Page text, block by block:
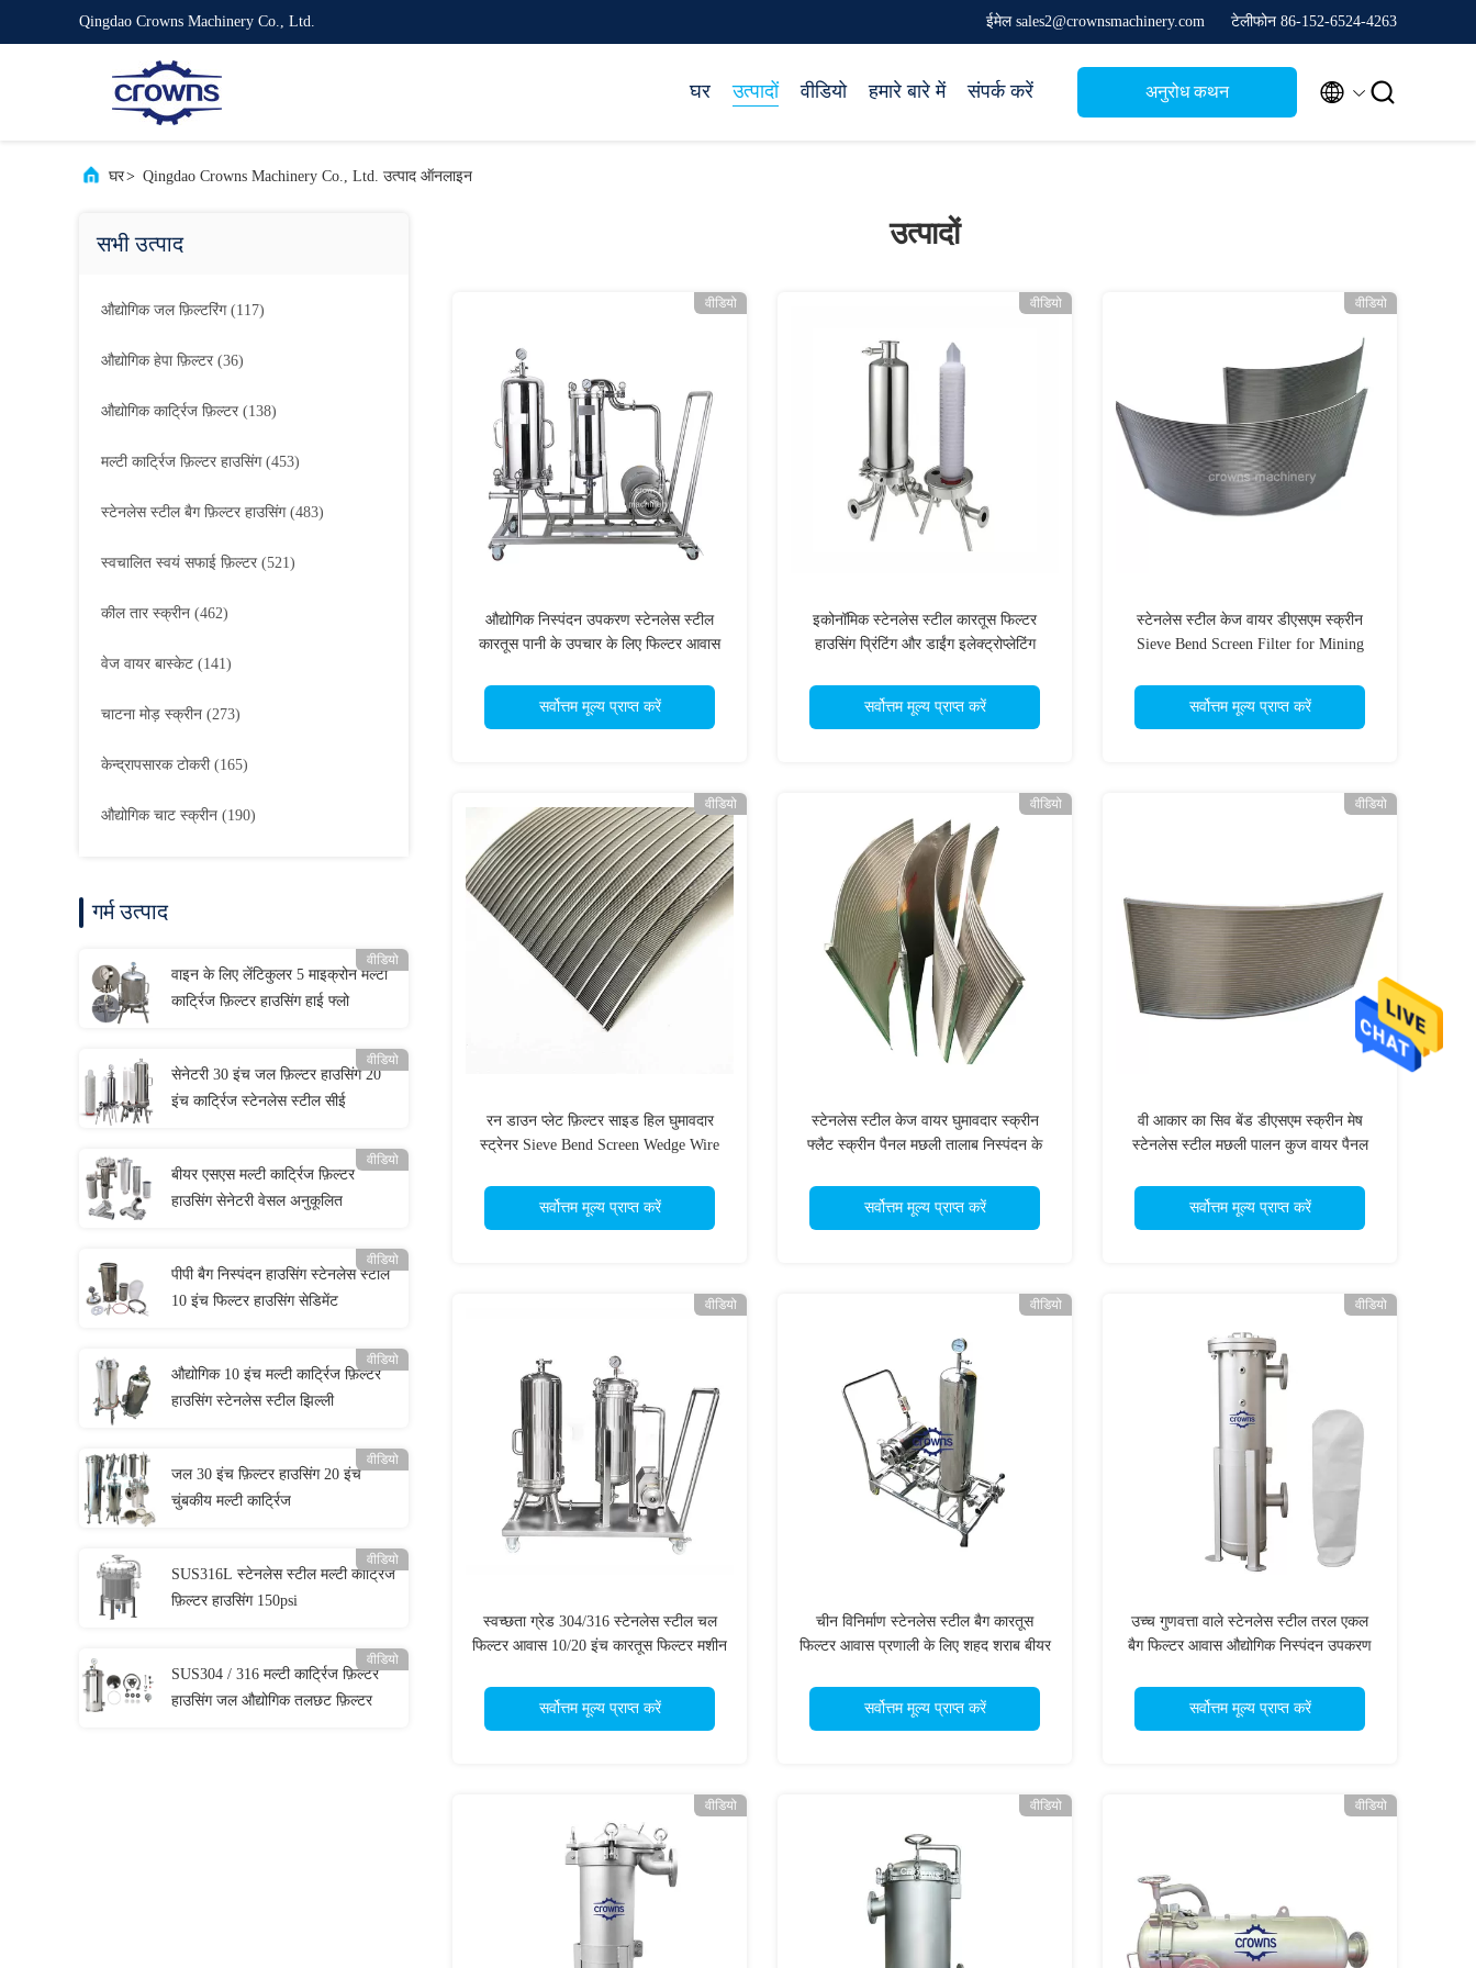
Qingdao Crowns Machinery Co., Ltd. ईमेल sales2@crownsmachinery.com टेलीफोन 86-152-6524-4263
घर उत्पादों वीडियो हमारे बारे में संपर्क करें अनुरोध कथन  
घर> Qingdao Crowns Machinery Co., Ltd. उत्पाद ऑनलाइन
सभी उत्पाद
औद्योगिक जल फ़िल्टरिंग(117)
औद्योगिक हेपा फ़िल्टर(36)
औद्योगिक कार्ट्रिज फ़िल्टर(138)
मल्टी कार्ट्रिज फ़िल्टर हाउसिंग(453)
स्टेनलेस स्टील बैग फ़िल्टर हाउसिंग(483)
स्वचालित स्वयं सफाई फ़िल्टर(521)
कील तार स्क्रीन (462)
वेज वायर बास्केट (141)
चाटना मोड़ स्क्रीन (273)
केन्द्रापसारक टोकरी(165)
औद्योगिक चाट स्क्रीन (190)
गर्म उत्पाद
वीडियो
वाइन के लिए लेंटिकुलर 5 माइक्रोन मल्टी
कार्ट्रिज फ़िल्टर हाउसिंग हाई फ्लो
वीडियो
सेनेटरी 30 इंच जल फ़िल्टर हाउसिंग 20
इंच कार्ट्रिज स्टेनलेस स्टील सीई
वीडियो
बीयर एसएस मल्टी कार्ट्रिज फ़िल्टर
हाउसिंग सेनेटरी वेसल अनुकूलित
वीडियो
पीपी बैग निस्पंदन हाउसिंग स्टेनलेस स्टील
10 इंच फिल्टर हाउसिंग सेडिमेंट
वीडियो
औद्योगिक 10 इंच मल्टी कार्ट्रिज फ़िल्टर
हाउसिंग स्टेनलेस स्टील झिल्ली
वीडियो
जल 30 इंच फ़िल्टर हाउसिंग 20 इंच
चुंबकीय मल्टी कार्ट्रिज
वीडियो
SUS316L स्टेनलेस स्टील मल्टी कार्ट्रिज
फ़िल्टर हाउसिंग 150psi
वीडियो
SUS304 / 316 मल्टी कार्ट्रिज फ़िल्टर
हाउसिंग जल औद्योगिक तलछट फ़िल्टर
उत्पादों
वीडियो
औद्योगिक निस्पंदन उपकरण स्टेनलेस स्टील
कारतूस पानी के उपचार के लिए फिल्टर आवास
सर्वोत्तम मूल्य प्राप्त करें
वीडियो
इकोनॉमिक स्टेनलेस स्टील कारतूस फिल्टर
हाउसिंग प्रिंटिंग और डाईंग इलेक्ट्रोप्लेटिंग
सर्वोत्तम मूल्य प्राप्त करें
वीडियो
स्टेनलेस स्टील केज वायर डीएसएम स्क्रीन
Sieve Bend Screen Filter for Mining
सर्वोत्तम मूल्य प्राप्त करें
वीडियो
रन डाउन प्लेट फ़िल्टर साइड हिल घुमावदार
स्ट्रेनर Sieve Bend Screen Wedge Wire
सर्वोत्तम मूल्य प्राप्त करें
वीडियो
स्टेनलेस स्टील केज वायर घुमावदार स्क्रीन
फ्लैट स्क्रीन पैनल मछली तालाब निस्पंदन के
सर्वोत्तम मूल्य प्राप्त करें
वीडियो
वी आकार का सिव बेंड डीएसएम स्क्रीन मेष
स्टेनलेस स्टील मछली पालन कुज वायर पैनल
सर्वोत्तम मूल्य प्राप्त करें
वीडियो
स्वच्छता ग्रेड 304/316 स्टेनलेस स्टील चल
फिल्टर आवास 10/20 इंच कारतूस फिल्टर मशीन
सर्वोत्तम मूल्य प्राप्त करें
वीडियो
चीन विनिर्माण स्टेनलेस स्टील बैग कारतूस
फिल्टर आवास प्रणाली के लिए शहद शराब बीयर
सर्वोत्तम मूल्य प्राप्त करें
वीडियो
उच्च गुणवत्ता वाले स्टेनलेस स्टील तरल एकल
बैग फिल्टर आवास औद्योगिक निस्पंदन उपकरण
सर्वोत्तम मूल्य प्राप्त करें
वीडियो वीडियो वीडियो